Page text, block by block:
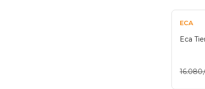
ECA
Eca